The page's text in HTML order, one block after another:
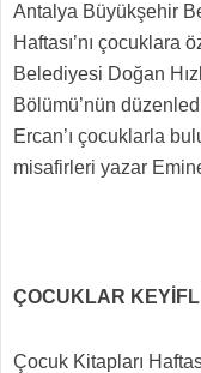
Antalya Büyükşehir
Haftası’nı çocuklara
Belediyesi Doğan
Bölümü’nün
Ercan’ı çocuklarla
misafirleri yazar
ÇOCUKLAR
Çocuk Kitapları